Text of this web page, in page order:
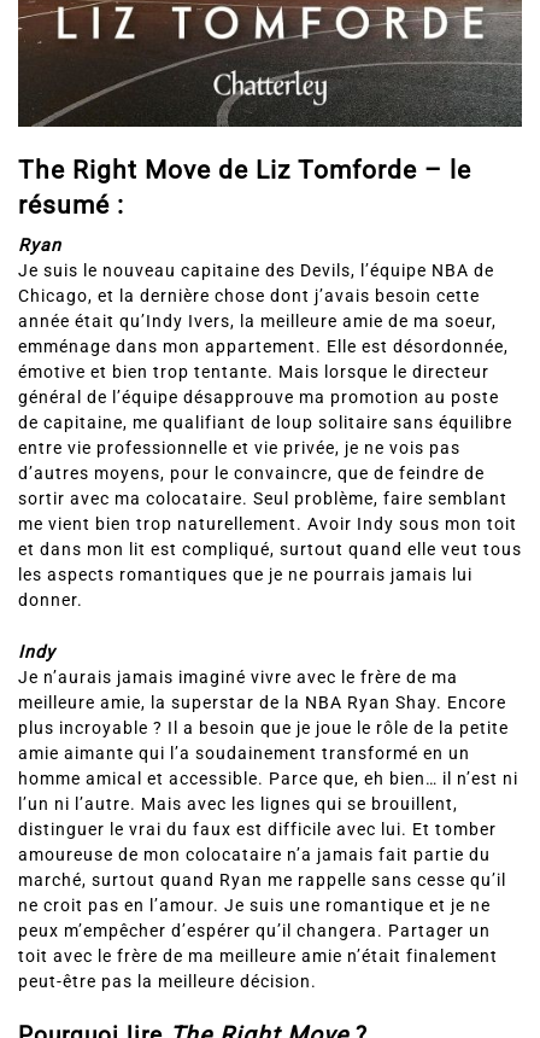
The Right Move de Liz Tomforde – le
résumé :
Ryan
Je suis le nouveau capitaine des Devils, l’équipe NBA de
Chicago, et la dernière chose dont j’avais besoin cette
année était qu’Indy Ivers, la meilleure amie de ma soeur,
emménage dans mon appartement. Elle est désordonnée,
émotive et bien trop tentante. Mais lorsque le directeur
général de l’équipe désapprouve ma promotion au poste
de capitaine, me qualifiant de loup solitaire sans équilibre
entre vie professionnelle et vie privée, je ne vois pas
d’autres moyens, pour le convaincre, que de feindre de
sortir avec ma colocataire. Seul problème, faire semblant
me vient bien trop naturellement. Avoir Indy sous mon toit
et dans mon lit est compliqué, surtout quand elle veut tous
les aspects romantiques que je ne pourrais jamais lui
Indy
Je n’aurais jamais imaginé vivre avec le frère de ma
meilleure amie, la superstar de la NBA Ryan Shay. Encore
plus incroyable ? Il a besoin que je joue le rôle de la petite
amie aimante qui l’a soudainement transformé en un
homme amical et accessible. Parce que, eh bien… il n’est ni
l’un ni l’autre. Mais avec les lignes qui se brouillent,
distinguer le vrai du faux est difficile avec lui. Et tomber
amoureuse de mon colocataire n’a jamais fait partie du
marché, surtout quand Ryan me rappelle sans cesse qu’il
ne croit pas en l’amour. Je suis une romantique et je ne
peux m’empêcher d’espérer qu’il changera. Partager un
toit avec le frère de ma meilleure amie n’était finalement